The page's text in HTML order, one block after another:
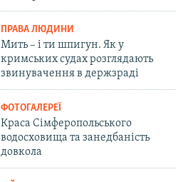
ПРАВА ЛЮДИНИ
Мить – і ти шпигун. Як у
кримських судах розглядають
звинувачення в держзраді
ФОТОГАЛЕРЕЇ
Краса Сімферопольського
водосховища та занедбаність
довкола